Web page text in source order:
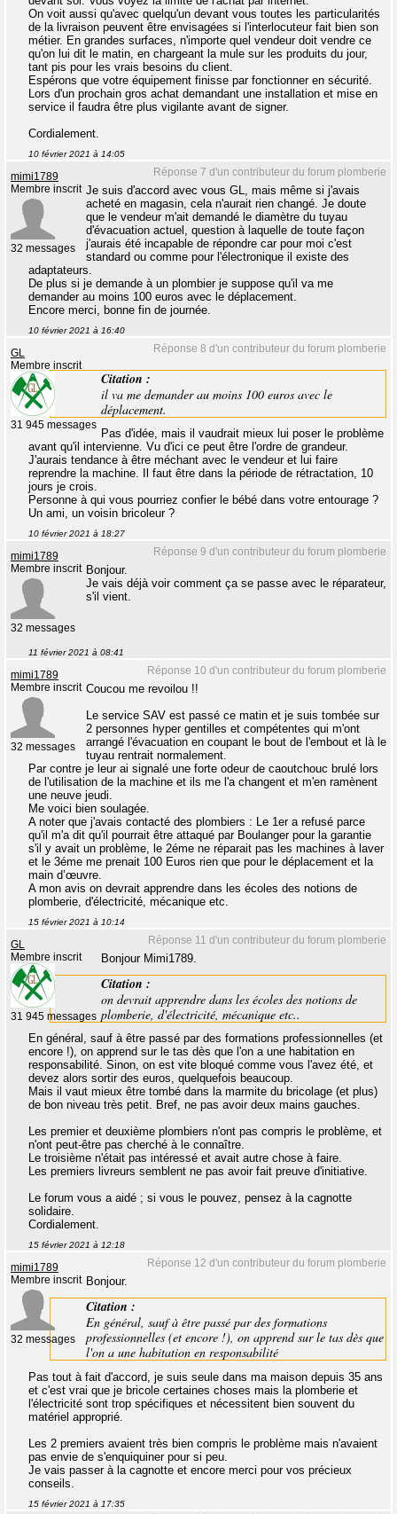
On voit aussi qu'avec quelqu'un devant vous toutes les particularités
de la livraison peuvent être envisagées si l'interlocuteur fait bien son
métier. En grandes surfaces, n'importe quel vendeur doit vendre ce
qu'on lui dit le matin, en chargeant la mule sur les produits du jour,
tant pis pour les vrais besoins du client.
Espérons que votre équipement finisse par fonctionner en sécurité.
Lors d'un prochain gros achat demandant une installation et mise en
service il faudra être plus vigilante avant de signer.
Cordialement.
10 février 2021 à 14:05
Réponse 7 d'un contributeur du forum plomberie
mimi1789
Membre inscrit
32 messages
Je suis d'accord avec vous GL, mais même si j'avais
acheté en magasin, cela n'aurait rien changé. Je doute
que le vendeur m'ait demandé le diamètre du tuyau
d'évacuation actuel, question à laquelle de toute façon
j'aurais été incapable de répondre car pour moi c'est
standard ou comme pour l'électronique il existe des
adaptateurs.
De plus si je demande à un plombier je suppose qu'il va me
demander au moins 100 euros avec le déplacement.
Encore merci, bonne fin de journée.
10 février 2021 à 16:40
Réponse 8 d'un contributeur du forum plomberie
GL
Membre inscrit
31 945 messages
Citation :
il va me demander au moins 100 euros avec le
déplacement.
Pas d'idée, mais il vaudrait mieux lui poser le problème
avant qu'il intervienne. Vu d'ici ce peut être l'ordre de grandeur.
J'aurais tendance à être méchant avec le vendeur et lui faire
reprendre la machine. Il faut être dans la période de rétractation, 10
jours je crois.
Personne à qui vous pourriez confier le bébé dans votre entourage ?
Un ami, un voisin bricoleur ?
10 février 2021 à 18:27
Réponse 9 d'un contributeur du forum plomberie
mimi1789
Membre inscrit
32 messages
Bonjour.
Je vais déjà voir comment ça se passe avec le réparateur,
s'il vient.
11 février 2021 à 08:41
Réponse 10 d'un contributeur du forum plomberie
mimi1789
Membre inscrit
32 messages
Coucou me revoilou !!
Le service SAV est passé ce matin et je suis tombée sur
2 personnes hyper gentilles et compétentes qui m'ont
arrangé l'évacuation en coupant le bout de l'embout et là le
tuyau rentrait normalement.
Par contre je leur ai signalé une forte odeur de caoutchouc brulé lors
de l'utilisation de la machine et ils me l'a changent et m'en ramènent
une neuve jeudi.
Me voici bien soulagée.
A noter que j'avais contacté des plombiers : Le 1er a refusé parce
qu'il m'a dit qu'il pourrait être attaqué par Boulanger pour la garantie
s'il y avait un problème, le 2éme ne réparait pas les machines à laver
et le 3éme me prenait 100 Euros rien que pour le déplacement et la
main d’œuvre.
A mon avis on devrait apprendre dans les écoles des notions de
plomberie, d'électricité, mécanique etc.
15 février 2021 à 10:14
Réponse 11 d'un contributeur du forum plomberie
GL
Membre inscrit
31 945 messages
Bonjour Mimi1789.
Citation :
on devrait apprendre dans les écoles des notions de
plomberie, d'électricité, mécanique etc..
En général, sauf à être passé par des formations professionnelles (et
encore !), on apprend sur le tas dès que l'on a une habitation en
responsabilité. Sinon, on est vite bloqué comme vous l'avez été, et
devez alors sortir des euros, quelquefois beaucoup.
Mais il vaut mieux être tombé dans la marmite du bricolage (et plus)
de bon niveau très petit. Bref, ne pas avoir deux mains gauches.
Les premier et deuxième plombiers n'ont pas compris le problème, et
n'ont peut-être pas cherché à le connaître.
Le troisième n'était pas intéressé et avait autre chose à faire.
Les premiers livreurs semblent ne pas avoir fait preuve d'initiative.
Le forum vous a aidé ; si vous le pouvez, pensez à la cagnotte
solidaire.
Cordialement.
15 février 2021 à 12:18
Réponse 12 d'un contributeur du forum plomberie
mimi1789
Membre inscrit
32 messages
Bonjour.
Citation :
En général, sauf à être passé par des formations
professionnelles (et encore !), on apprend sur le tas dès que
l'on a une habitation en responsabilité
Pas tout à fait d'accord, je suis seule dans ma maison depuis 35 ans
et c'est vrai que je bricole certaines choses mais la plomberie et
l'électricité sont trop spécifiques et nécessitent bien souvent du
matériel approprié.
Les 2 premiers avaient très bien compris le problème mais n'avaient
pas envie de s'enquiquiner pour si peu.
Je vais passer à la cagnotte et encore merci pour vos précieux
conseils.
15 février 2021 à 17:35